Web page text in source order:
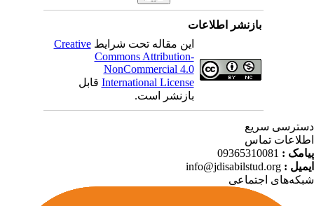
بازنشر اطلاعات
این مقاله تحت شرایطCreative
Commons Attribution-
NonCommercial 4.0
International Licenseقابل
بازنشر است.
سریع
تماس
:
09365310081
:
info@jdisabilstud.org
اجتماعی